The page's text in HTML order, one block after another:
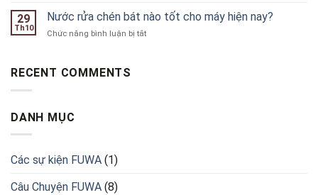
sở
nước
chén
29
Th10
Nước rửa chén bát nào tốt cho máy hiện nay?
Chức năng bình luận bị tắtở
RECENT COMMENTS
DANH MỤC
Các sự kiện FUWA (1)
Câu Chuyện FUWA (8)